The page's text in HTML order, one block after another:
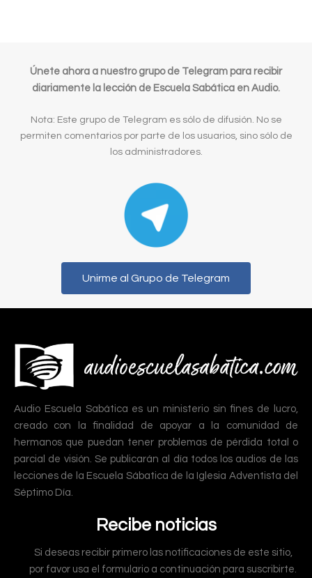
Únete ahora a nuestro grupo de Telegram para recibir
diariamente la lección de Escuela Sabática en Audio.
Nota: Este grupo de Telegram es sólo de difusión. No se
permiten comentarios por parte de los usuarios, sino sólo de
los administradores.
Unirme al Grupo de Telegram
Audio Escuela Sabática es un ministerio sin fines de lucro,
creado con la finalidad de apoyar a la comunidad de
hermanos que puedan tener problemas de pérdida total o
parcial de visión. Se publicarán al día todos los audios de las
lecciones de la Escuela Sábatica de la Iglesia Adventista del
Séptimo Día.
Recibe noticias
Si deseas recibir primero las notificaciones de este sitio,
por favor usa el formulario a continuación para suscribirte.